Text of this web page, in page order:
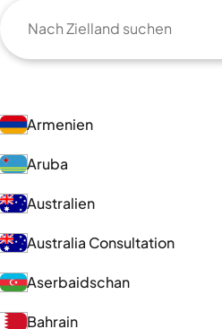
Armenien
Aruba
Australien
Australia Consultation
Aserbaidschan
Bahrain